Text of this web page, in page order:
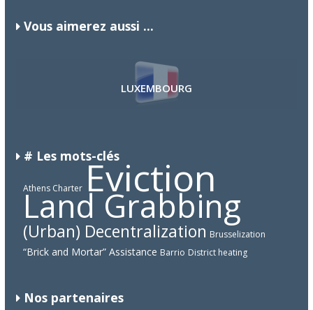
Vous aimerez aussi ...
LUXEMBOURG
# Les mots-clés
Athens Charter Eviction
Land Grabbing
(Urban) Decentralization Brusselization
“Brick and Mortar” Assistance Barrio District heating
Nos partenaires